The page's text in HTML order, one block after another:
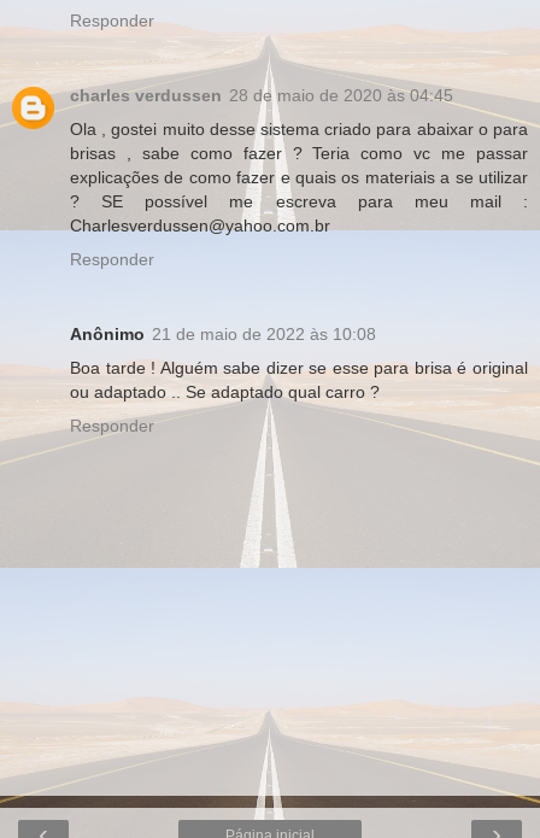
Responder
charles verdussen 28 de maio de 2020 às 04:45
Ola , gostei muito desse sistema criado para abaixar o para
brisas , sabe como fazer ? Teria como vc me passar
explicações de como fazer e quais os materiais a se utilizar
? SE possível me escreva para meu mail :
Charlesverdussen@yahoo.com.br
Responder
Anônimo 21 de maio de 2022 às 10:08
Boa tarde ! Alguém sabe dizer se esse para brisa é original
ou adaptado .. Se adaptado qual carro ?
Responder